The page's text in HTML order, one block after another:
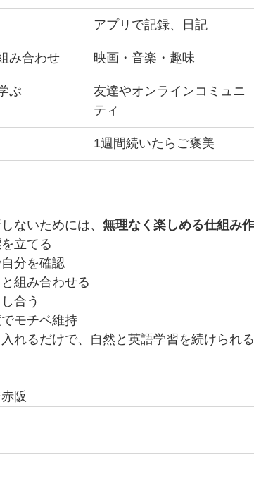
アプリで記録、日記
み合わせ 映画・音楽・趣味
ぶ
友達やオンラインコミュニ
ティ
1週間続いたらご褒美
ないためには、 無理なく楽しめる仕組み
立てる
分を確認
組み合わせる
合う
モチベ維持
れるだけで、自然と英語学習を続けられ
阪